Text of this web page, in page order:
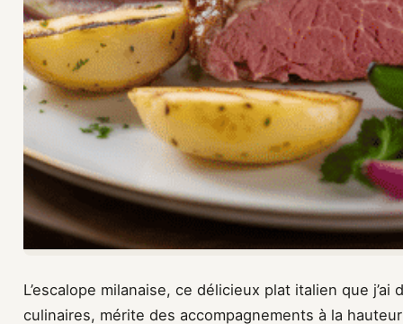
L’escalope milanaise, ce délicieux plat italien que
culinaires, mérite des accompagnements à la